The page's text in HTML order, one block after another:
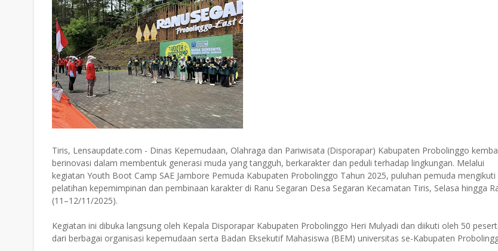
Tiris, Lensaupdate.com - Dinas Kepemudaan, Olahraga dan Pariwisata (Disporapar) Kabupaten Probolinggo
berinovasi dalam membentuk generasi muda yang tangguh, berkarakter dan peduli terhadap lingkungan. Melalui
kegiatan Youth Boot Camp SAE Jambore Pemuda Kabupaten Probolinggo Tahun 2025, puluhan pemuda mengikuti
pelatihan kepemimpinan dan pembinaan karakter di Ranu Segaran Desa Segaran Kecamatan Tiris, Selasa hingga
(11–12/11/2025).
Kegiatan ini dibuka langsung oleh Kepala Disporapar Kabupaten Probolinggo Heri Mulyadi dan diikuti oleh 50
dari berbagai organisasi kepemudaan serta Badan Eksekutif Mahasiswa (BEM) universitas se-Kabupaten